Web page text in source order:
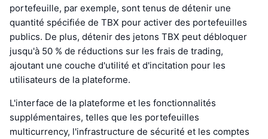
portefeuille, par exemple, sont tenus de détenir une
quantité spécifiée de TBX pour activer des portefeuilles
publics. De plus, détenir des jetons TBX peut débloquer
jusqu'à 50 % de réductions sur les frais de trading,
ajoutant une couche d'utilité et d'incitation pour les
utilisateurs de la plateforme.
L'interface de la plateforme et les fonctionnalités
supplémentaires, telles que les portefeuilles
multicurrency, l'infrastructure de sécurité et les comptes